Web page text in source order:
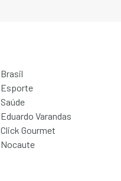
Brasil
Esporte
Saúde
Eduardo Varandas
Click Gourmet
Nocaute